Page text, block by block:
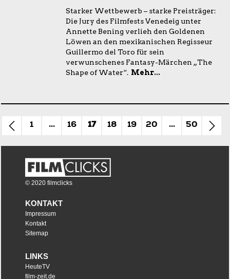
Starker Wettbewerb – starke Preisträger:
Die Jury des Filmfests Venedeig unter
Annette Bening verlieh den Goldenen
Löwen an den mexikanischen Regisseur
Guillermo del Toro für sein
verwunschenes Fantasy-Märchen „The
Shape of Water“. Mehr...
1 ... 16 17 18 19 20 ... 50
© 2020 filmclicks
KONTAKT
Impressum
Kontakt
Sitemap
LINKS
HeuteTV
film-zeit.de